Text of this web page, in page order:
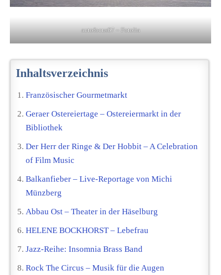
autofocus67 – Fotolia
Inhaltsverzeichnis
Französischer Gourmetmarkt
Geraer Ostereiertage – Ostereiermarkt in der
Bibliothek
Der Herr der Ringe & Der Hobbit – A Celebration
of Film Music
Balkanfieber – Live-Reportage von Michi
Münzberg
Abbau Ost – Theater in der Häselburg
HELENE BOCKHORST – Lebefrau
Jazz-Reihe: Insomnia Brass Band
Rock The Circus – Musik für die Augen